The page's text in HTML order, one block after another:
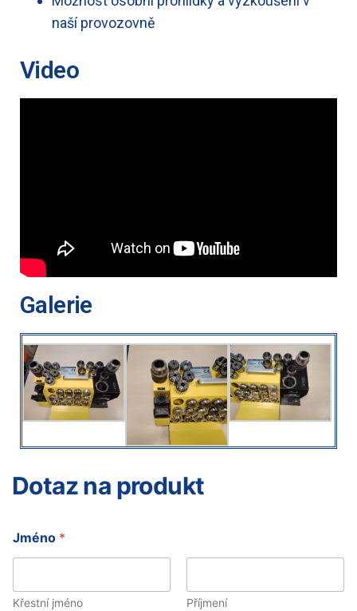
naší provozovně
Video
Galerie
Dotaz na produkt
Jméno *
Křestní jméno Příjmení